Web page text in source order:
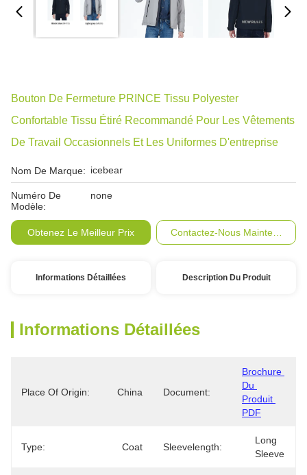
Bouton De Fermeture PRINCE Tissu Polyester
Confortable Tissu Étiré Recommandé Pour Les Vêtements
De Travail Occasionnels Et Les Uniformes D'entreprise
Nom De Marque: icebear
Numéro De
Modèle:
none
Obtenez Le Meilleur Prix Contactez-Nous Maintenant
Informations Détaillées Description Du Produit
Informations Détaillées
Place Of Origin: China Document:
Brochure
Du
Produit
PDF
Type: Coat Sleevelength:
Long
Sleeve